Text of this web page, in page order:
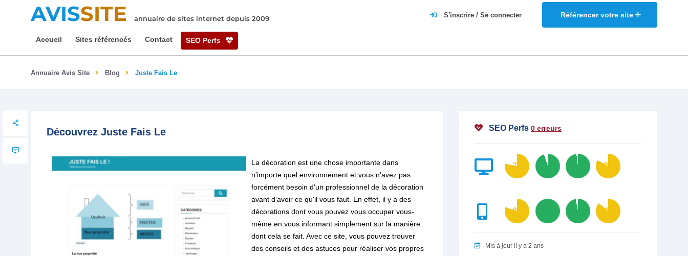
AVISSITE annuaire de sites internet depuis 2009 Référencer votre site
S'inscrire / Se connecter
Accueil Sites référencés Contact SEO Perfs
Annuaire Avis Site Blog Juste Fais Le
Découvrez Juste Fais Le
La décoration est une chose importante dans
n'importe quel environnement et vous n'avez pas
forcément besoin d'un professionnel de la décoration
avant d'avoir ce qu'il vous faut. En effet, il y a des
décorations dont vous pouvez vous occuper vous-
même en vous informant simplement sur la manière
dont cela se fait. Avec ce site, vous pouvez trouver
des conseils et des astuces pour réaliser vos propres
SEO Perfs 0 erreurs
78 95 98 83
80 97 86
Mis à jour il y a 2 ans